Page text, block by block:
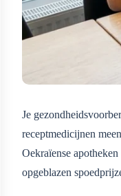
Je
receptmedicijnen
Oekraïense
opgeblazen